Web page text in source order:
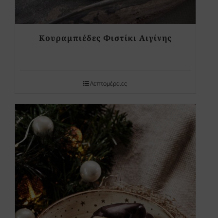
Κουραμπιέδες Φιστίκι Αιγίνης
Λεπτομέρειες